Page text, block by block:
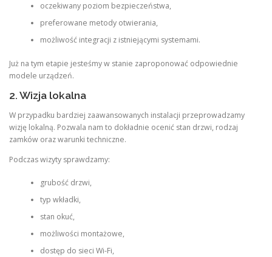
oczekiwany poziom bezpieczeństwa,
preferowane metody otwierania,
możliwość integracji z istniejącymi systemami.
Już na tym etapie jesteśmy w stanie zaproponować odpowiednie
modele urządzeń.
2. Wizja lokalna
W przypadku bardziej zaawansowanych instalacji przeprowadzamy
wizję lokalną. Pozwala nam to dokładnie ocenić stan drzwi, rodzaj
zamków oraz warunki techniczne.
Podczas wizyty sprawdzamy:
grubość drzwi,
typ wkładki,
stan okuć,
możliwości montażowe,
dostęp do sieci Wi-Fi,